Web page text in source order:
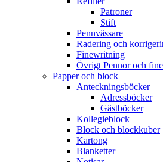
Patroner
Stift
Pennvässare
Radering och
Finewritning
Övrigt Pennor och
Papper och block
Anteckningsböcker
Adressböcker
Gästböcker
Kollegieblock
Block och blockkuber
Kartong
Blanketter